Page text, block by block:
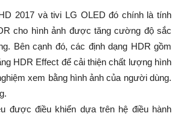
2017 và tivi LG OLED đó chính là tính
cho hình ảnh được tăng cường độ sắc
Bên cạnh đó, các định dạng HDR gồm
HDR Effect để cải thiện chất lượng hình
xem bằng hình ảnh của người dùng.
được điều khiển dựa trên hệ điều hành